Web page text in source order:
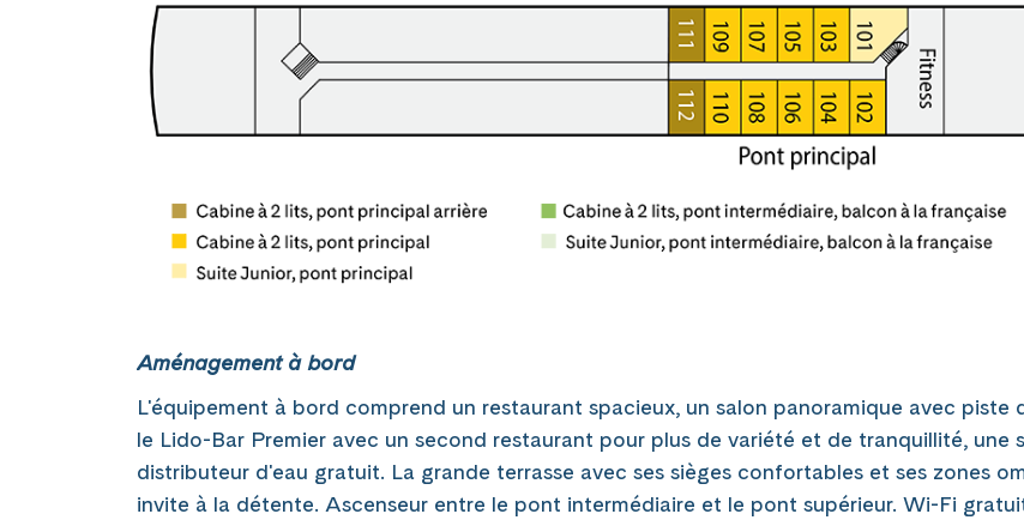
Aménagement à bord
L'équipement à bord comprend un restaurant spacieux, un salon panoramique avec
le Lido-Bar Premier avec un second restaurant pour plus de variété et de tranquillité, une
distributeur d'eau gratuit. La grande terrasse avec ses sièges confortables et ses zones
invite à la détente. Ascenseur entre le pont intermédiaire et le pont supérieur. Wi-Fi